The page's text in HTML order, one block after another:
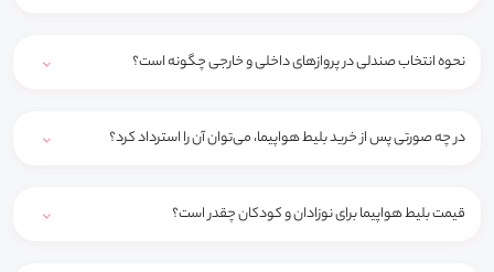
نحوه انتخاب صندلی در پروازهای داخلی و خارجی چگونه است؟
در چه صورتی پس از خرید بلیط هواپیما، می‌توان آن را استرداد کرد؟
قیمت بلیط هواپیما برای نوزادان و کودکان چقدر است؟